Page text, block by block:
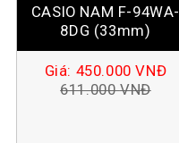
CASIO NAM F-94WA-
8DG (33mm)
Giá: 450.000VNĐ
611.000VNĐ